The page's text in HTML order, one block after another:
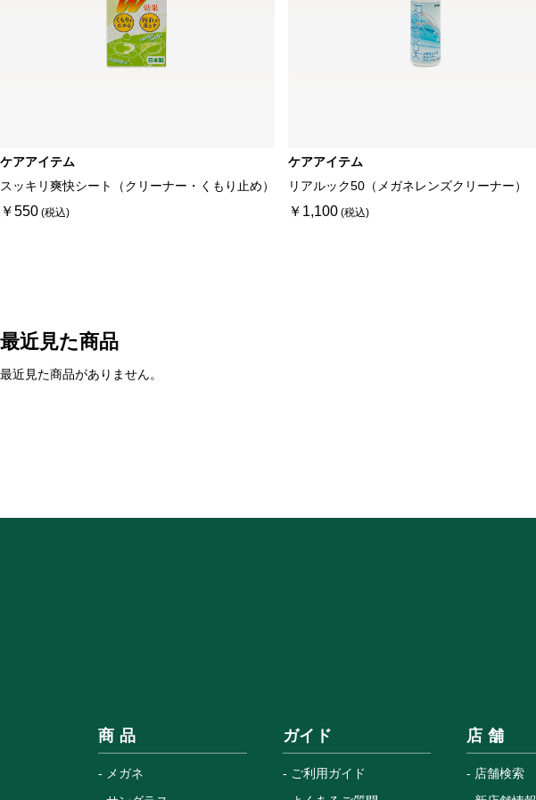
ケアアイテム
スッキリ爽快シート（クリーナー・くもり止め）
￥550
ケアアイテム
リアルック50（メガネレンズクリーナー）
￥1,100
最近見た商品
最近見た商品がありません。
商 品
メガネ
ガイド
ご利用ガイド
店 舗
店舗検索